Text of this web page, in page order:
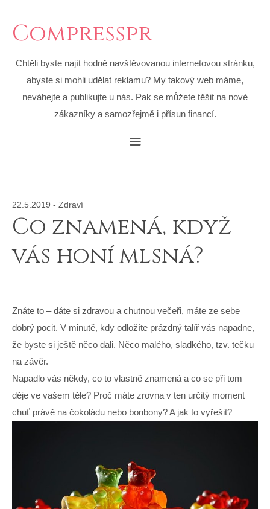
Compresspr
Chtěli byste najít hodně navštěvovanou internetovou stránku,
abyste si mohli udělat reklamu? My takový web máme,
neváhejte a publikujte u nás. Pak se můžete těšit na nové
zákazníky a samozřejmě i přísun financí.
22.5.2019 - Zdraví
Co znamená, když
vás honí mlsná?
Znáte to – dáte si zdravou a chutnou večeři, máte ze sebe
dobrý pocit. V minutě, kdy odložíte prázdný talíř vás napadne,
že byste si ještě něco dali. Něco malého, sladkého, tzv. tečku
na závěr.
Napadlo vás někdy, co to vlastně znamená a co se při tom
děje ve vašem těle? Proč máte zrovna v ten určitý moment
chuť právě na čokoládu nebo bonbony? A jak to vyřešit?